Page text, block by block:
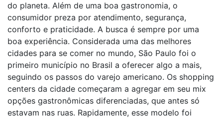
do planeta. Além de uma boa gastronomia, o
consumidor preza por atendimento, segurança,
conforto e praticidade. A busca é sempre por uma
boa experiência. Considerada uma das melhores
cidades para se comer no mundo, São Paulo foi o
primeiro município no Brasil a oferecer algo a mais,
seguindo os passos do varejo americano. Os shopping
centers da cidade começaram a agregar em seu mix
opções gastronômicas diferenciadas, que antes só
estavam nas ruas. Rapidamente, esse modelo foi